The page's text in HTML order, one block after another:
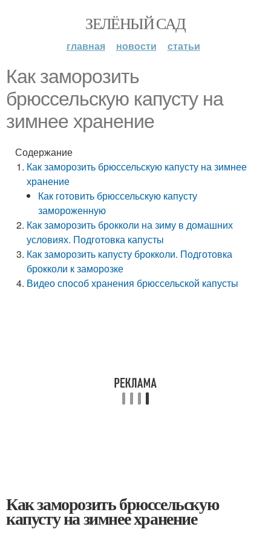
ЗЕЛЁНЫЙ САД
главная новости статьи
Как заморозить
брюссельскую капусту на
зимнее хранение
Содержание
Как заморозить брюссельскую капусту на зимнее
хранение
Как готовить брюссельскую капусту
замороженную
Как заморозить брокколи на зиму в домашних
условиях. Подготовка капусты
Как заморозить капусту брокколи. Подготовка
брокколи к заморозке
Видео способ хранения брюссельской капусты
Как заморозить брюссельскую
капусту на зимнее хранение